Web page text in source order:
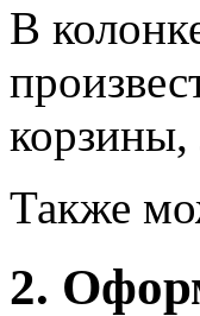
В
корзины,
Также
2.